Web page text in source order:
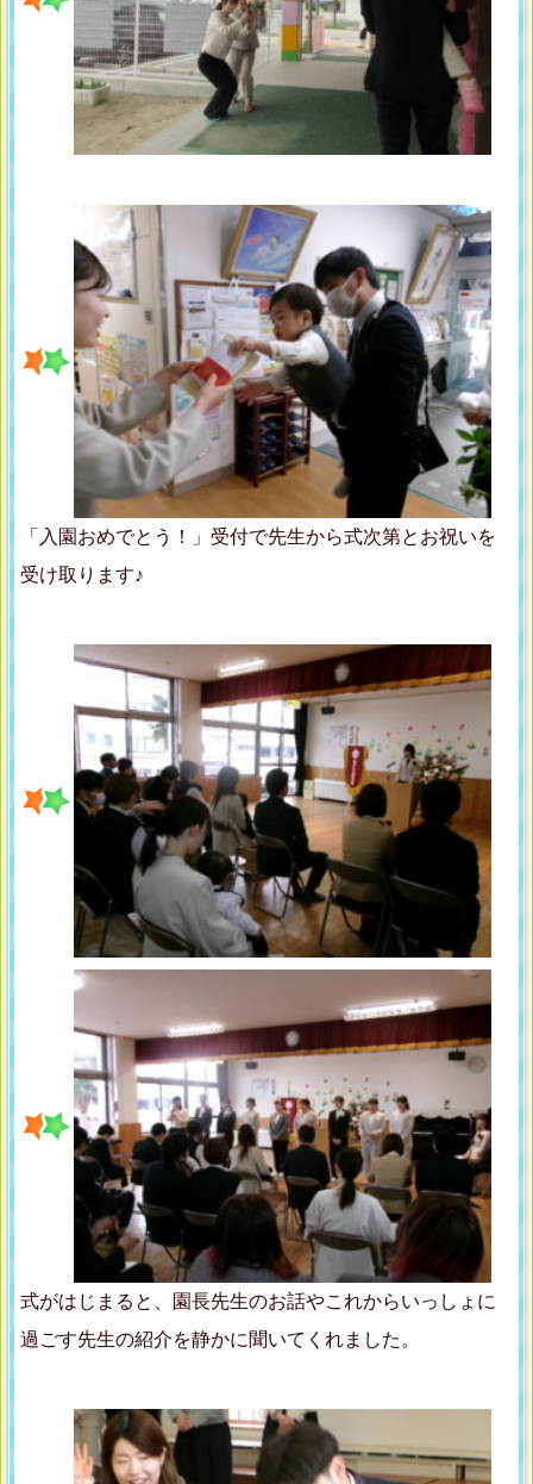
「入園おめでとう！」受付で先生から式次第とお祝いを
受け取ります♪
式がはじまると、園長先生のお話やこれからいっしょに
過ごす先生の紹介を静かに聞いてくれました。